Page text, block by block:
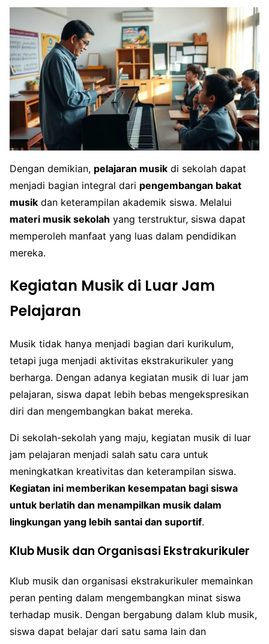
Dengan demikian, pelajaran musik di sekolah dapat
menjadi bagian integral dari pengembangan bakat
musik dan keterampilan akademik siswa. Melalui
materi musik sekolah yang terstruktur, siswa dapat
memperoleh manfaat yang luas dalam pendidikan
mereka.
Kegiatan Musik di Luar Jam
Pelajaran
Musik tidak hanya menjadi bagian dari kurikulum,
tetapi juga menjadi aktivitas ekstrakurikuler yang
berharga. Dengan adanya kegiatan musik di luar jam
pelajaran, siswa dapat lebih bebas mengekspresikan
diri dan mengembangkan bakat mereka.
Di sekolah-sekolah yang maju, kegiatan musik di luar
jam pelajaran menjadi salah satu cara untuk
meningkatkan kreativitas dan keterampilan siswa.
Kegiatan ini memberikan kesempatan bagi siswa
untuk berlatih dan menampilkan musik dalam
lingkungan yang lebih santai dan suportif.
Klub Musik dan Organisasi Ekstrakurikuler
Klub musik dan organisasi ekstrakurikuler memainkan
peran penting dalam mengembangkan minat siswa
terhadap musik. Dengan bergabung dalam klub musik,
siswa dapat belajar dari satu sama lain dan